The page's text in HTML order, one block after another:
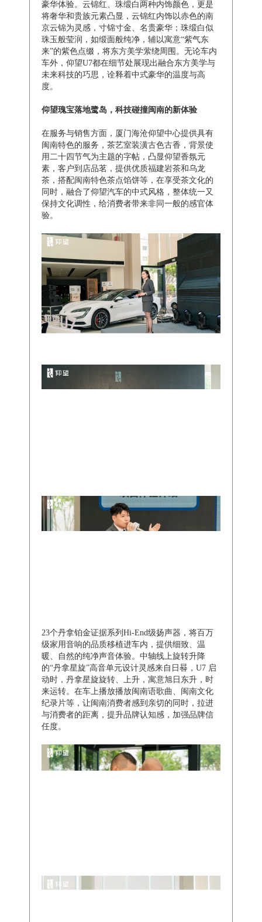
豪华体验。云锦红、珠缎白两种内饰颜色，更是
将奢华和贵族元素凸显，云锦红内饰以赤色的南
京云锦为灵感，寸锦寸金、名贵豪华；珠缎白似
珠玉般莹润，如缎面般纯净，辅以寓意“紫气东
来”的紫色点缀，将东方美学萦绕周围。无论车内
车外，仰望U7都在细节处展现出融合东方美学与
未来科技的巧思，诠释着中式豪华的温度与高
度。
仰望瑰宝落地鹭岛，科技碰撞闽南的新体验
在服务与销售方面，厦门海沧仰望中心提供具有
闽南特色的服务，茶艺室装潢古色古香，背景使
用二十四节气为主题的字帖，凸显仰望香氛元
素，客户到店品茗，提供优质福建岩茶和乌龙
茶，搭配闽南特色茶点馅饼等，在享受茶文化的
同时，融合了仰望汽车的中式风格，整体统一又
保持文化调性，给消费者带来非同一般的感官体
验。
23个丹拿铂金证据系列Hi-End级扬声器，将百万
级家用音响的品质移植进车内，提供细致、温
暖、自然的纯净声音体验。中轴线上旋转升降
的“丹拿星旋”高音单元设计灵感来自日晷，U7 启
动时，丹拿星旋旋转、上升，寓意旭日东升，时
来运转。在车上播放播放闽南语歌曲、闽南文化
纪录片等，让闽南消费者感到亲切的同时，拉进
与消费者的距离，提升品牌认知感，加强品牌信
任度。